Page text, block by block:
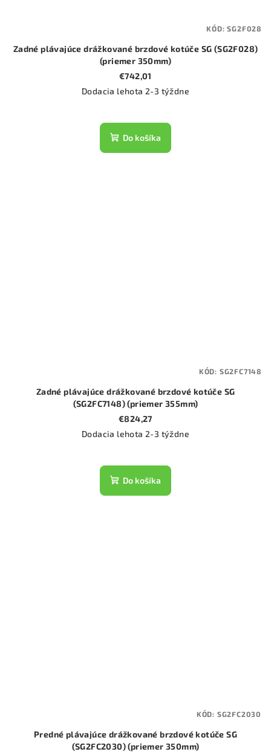
Zadné plávajúce drážkované brzdové kotúče SG (SG2F028)
(priemer 350mm)
€742,01
Dodacia lehota 2-3 týždne
Do košíka
KÓD:SG2F028
Zadné plávajúce drážkované brzdové kotúče SG
(SG2FC7148) (priemer 355mm)
€824,27
Dodacia lehota 2-3 týždne
Do košíka
KÓD: SG2FC7148
Predné plávajúce drážkované brzdové kotúče SG
(SG2FC2030) (priemer 350mm)
KÓD: SG2FC2030